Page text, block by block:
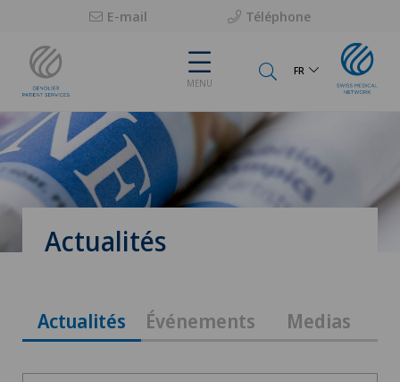
E-mail Téléphone
MENU
FR
Actualités
Actualités Événements Medias